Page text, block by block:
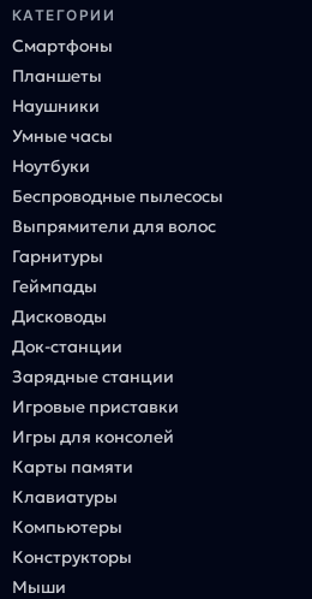
КАТЕГОРИИ
Смартфоны
Планшеты
Наушники
Умные часы
Ноутбуки
Беспроводные пылесосы
Выпрямители для волос
Гарнитуры
Геймпады
Дисководы
Док-станции
Зарядные станции
Игровые приставки
Игры для консолей
Карты памяти
Клавиатуры
Компьютеры
Конструкторы
Мыши